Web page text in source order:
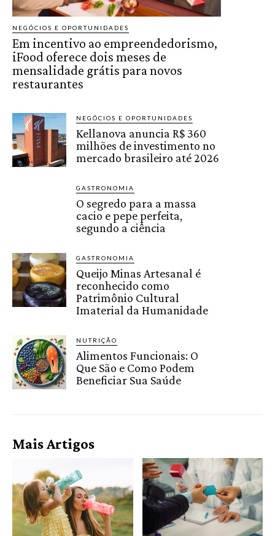
NEGÓCIOS E OPORTUNIDADES
Em incentivo ao empreendedorismo,
iFood oferece dois meses de
mensalidade grátis para novos
restaurantes
NEGÓCIOS E OPORTUNIDADES
Kellanova anuncia R$ 360
milhões de investimento no
mercado brasileiro até 2026
GASTRONOMIA
O segredo para a massa
cacio e pepe perfeita,
segundo a ciência
GASTRONOMIA
Queijo Minas Artesanal é
reconhecido como
Patrimônio Cultural
Imaterial da Humanidade
NUTRIÇÃO
Alimentos Funcionais: O
Que São e Como Podem
Beneficiar Sua Saúde
Mais Artigos